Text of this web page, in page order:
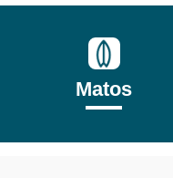
Matos